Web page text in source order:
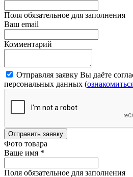
Поля обязательное для заполнения
Ваш email
Комментарий
Отправляя заявку Вы даёте
персональных данных (
Отправить заявку
Фото товара
Ваше имя *
Поля обязательное для заполнения